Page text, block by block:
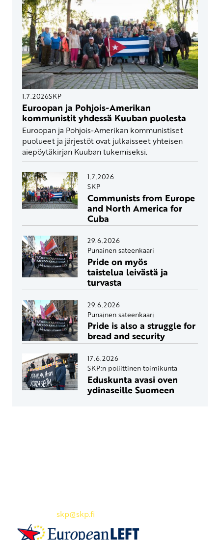
1.7.2026SKP
Euroopan ja Pohjois-Amerikan
kommunistit yhdessä Kuuban puolesta
Euroopan ja Pohjois-Amerikan kommunistiset
puolueet ja järjestöt ovat julkaisseet yhteisen
aiepöytäkirjan Kuuban tukemiseksi.
1.7.2026
SKP
Communists from Europe
and North America for
Cuba
29.6.2026
Punainen sateenkaari
Pride on myös
taistelua leivästä ja
turvasta
29.6.2026
Punainen sateenkaari
Pride is also a struggle for
bread and security
17.6.2026
SKP:n poliittinen toimikunta
Eduskunta avasi oven
ydinaseille Suomeen
skp@skp.fi